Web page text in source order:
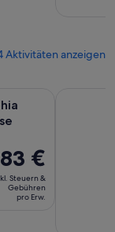
aktuelle
1 €
Aktivitäten anzeigen
Der
Preis
beträgt
83 €
83 €
Steuern &
Gebühren
pro Erw.